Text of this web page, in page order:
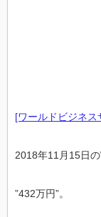
[ワールドビジネス
2018年11月15日の
”432万円”。